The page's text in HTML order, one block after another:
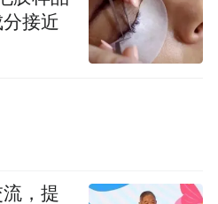
平台+6C闪充，续航达
则搭载1.5升发动机组成
接近
，提